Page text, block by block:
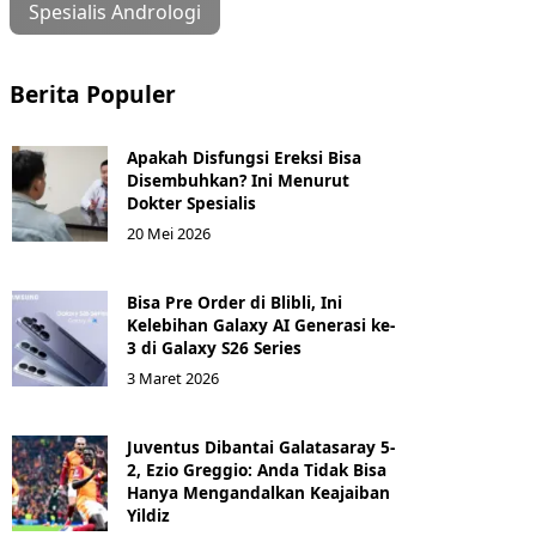
Spesialis Andrologi
Berita Populer
Apakah Disfungsi Ereksi Bisa
Disembuhkan? Ini Menurut
Dokter Spesialis
20 Mei 2026
Bisa Pre Order di Blibli, Ini
Kelebihan Galaxy AI Generasi ke-
3 di Galaxy S26 Series
3 Maret 2026
Juventus Dibantai Galatasaray 5-
2, Ezio Greggio: Anda Tidak Bisa
Hanya Mengandalkan Keajaiban
Yildiz